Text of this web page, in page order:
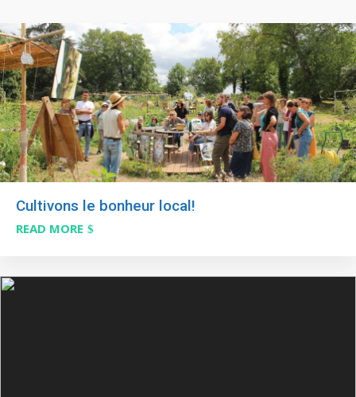
Cultivons le bonheur local!
READ MORE